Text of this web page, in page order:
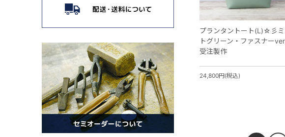
プランタントート(L)☆彡
トグリーン・ファスナーver
受注製作
24,800円(税込)